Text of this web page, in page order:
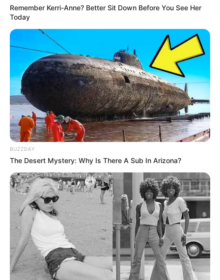
Remember Kerri-Anne? Better Sit Down Before You See Her
Today
BUZZDAY
The Desert Mystery: Why Is There A Sub In Arizona?